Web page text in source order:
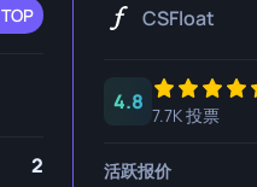
TOP
2
CSFloat
4.8
7.7K 投票
活跃报价